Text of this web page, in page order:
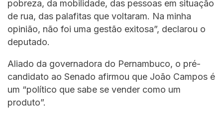
pobreza, da mobilidade, das pessoas em situação
de rua, das palafitas que voltaram. Na minha
opinião, não foi uma gestão exitosa”, declarou o
deputado.
Aliado da governadora do Pernambuco, o pré-
candidato ao Senado afirmou que João Campos é
um “político que sabe se vender como um
produto”.